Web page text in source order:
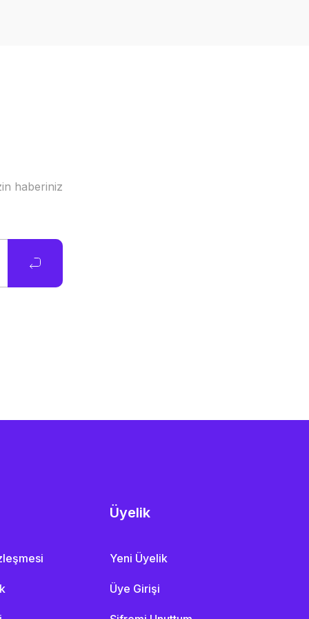
haberiniz
Üyelik
Yeni Üyelik
Üye Girişi